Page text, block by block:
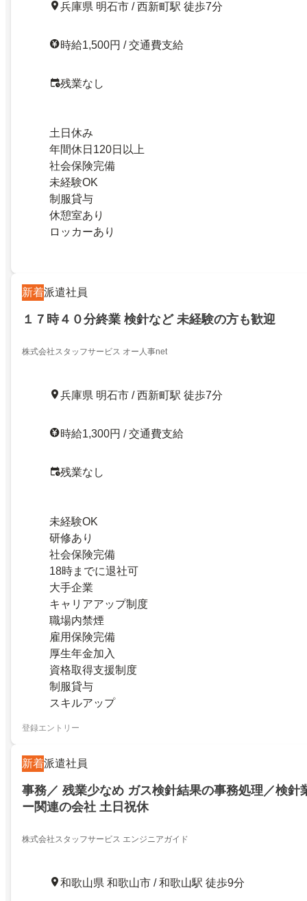
兵庫県 明石市 / 西新町駅 徒歩7分
時給1,500円 / 交通費支給
残業なし
土日休み
年間休日120日以上
社会保険完備
未経験OK
制服貸与
休憩室あり
ロッカーあり
新着派遣社員
１７時４０分終業 検針など 未経験の方も歓迎
株式会社スタッフサービス オー人事net
兵庫県 明石市 / 西新町駅 徒歩7分
時給1,300円 / 交通費支給
残業なし
未経験OK
研修あり
社会保険完備
18時までに退社可
大手企業
キャリアアップ制度
職場内禁煙
雇用保険完備
厚生年金加入
資格取得支援制度
制服貸与
スキルアップ
登録エントリー
新着派遣社員
事務／ 残業少なめ ガス検針結果の事務処理／検針
ー関連の会社 土日祝休
株式会社スタッフサービス エンジニアガイド
和歌山県 和歌山市 / 和歌山駅 徒歩9分